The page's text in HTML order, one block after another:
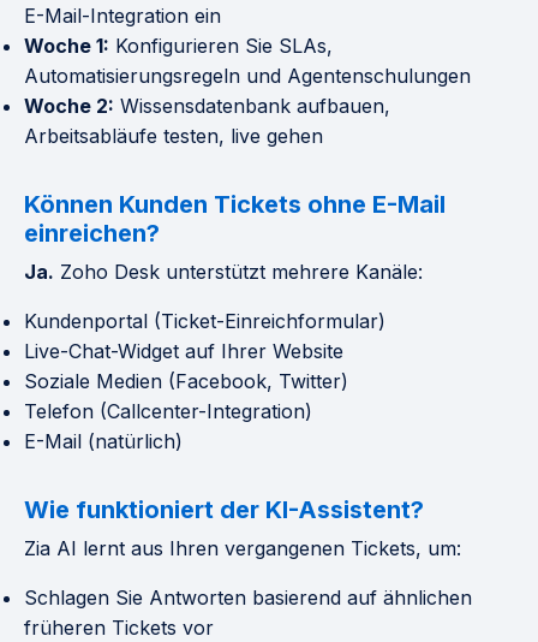
E-Mail-Integration ein
Woche 1: Konfigurieren Sie SLAs,
Automatisierungsregeln und Agentenschulungen
Woche 2: Wissensdatenbank aufbauen,
Arbeitsabläufe testen, live gehen
Können Kunden Tickets ohne E-Mail
einreichen?
Ja. Zoho Desk unterstützt mehrere Kanäle:
Kundenportal (Ticket-Einreichformular)
Live-Chat-Widget auf Ihrer Website
Soziale Medien (Facebook, Twitter)
Telefon (Callcenter-Integration)
E-Mail (natürlich)
Wie funktioniert der KI-Assistent?
Zia AI lernt aus Ihren vergangenen Tickets, um:
Schlagen Sie Antworten basierend auf ähnlichen
früheren Tickets vor